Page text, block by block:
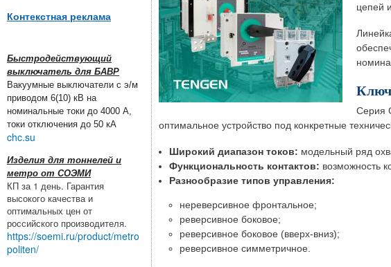
Контекстная реклама
Быстродействующий
выключатель для БАВР
Вакуумные выключатели с э/м
приводом 6(10) кВ на
номинальные токи до 4000 А,
токи отключения до 50 кА
chc.su
Изделия для тоннелей и
метро от СОЭМИ
КП за 1 день. Гарантия
высокого качества и
оптимальных цен от
российского производителя.
https://soemi.ru/product/metro
politen/
цепей
Серия
оптимальное устройство под конкретные
Широкий диапазон токов: модельный ряд
Функциональность контактов: возможность
Разнообразие типов управления:
нереверсивное фронтальное;
реверсивное боковое;
реверсивное боковое (вверх-вниз);
реверсивное симметричное.